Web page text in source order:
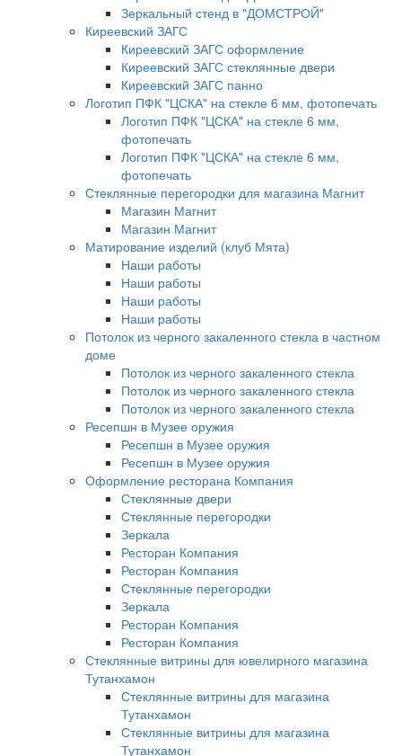
Зеркальный стенд в "ДОМСТРОЙ"
Киреевский ЗАГС
Киреевский ЗАГС оформление
Киреевский ЗАГС стеклянные двери
Киреевский ЗАГС панно
Логотип ПФК "ЦСКА" на стекле 6 мм, фотопечать
Логотип ПФК "ЦСКА" на стекле 6 мм,
фотопечать
Логотип ПФК "ЦСКА" на стекле 6 мм,
фотопечать
Стеклянные перегородки для магазина Магнит
Магазин Магнит
Магазин Магнит
Матирование изделий (клуб Мята)
Наши работы
Наши работы
Наши работы
Наши работы
Потолок из черного закаленного стекла в частном
доме
Потолок из черного закаленного стекла
Потолок из черного закаленного стекла
Потолок из черного закаленного стекла
Ресепшн в Музее оружия
Ресепшн в Музее оружия
Ресепшн в Музее оружия
Оформление ресторана Компания
Стеклянные двери
Стеклянные перегородки
Зеркала
Ресторан Компания
Ресторан Компания
Стеклянные перегородки
Зеркала
Ресторан Компания
Ресторан Компания
Стеклянные витрины для ювелирного магазина
Тутанхамон
Стеклянные витрины для магазина
Тутанхамон
Стеклянные витрины для магазина
Тутанхамон